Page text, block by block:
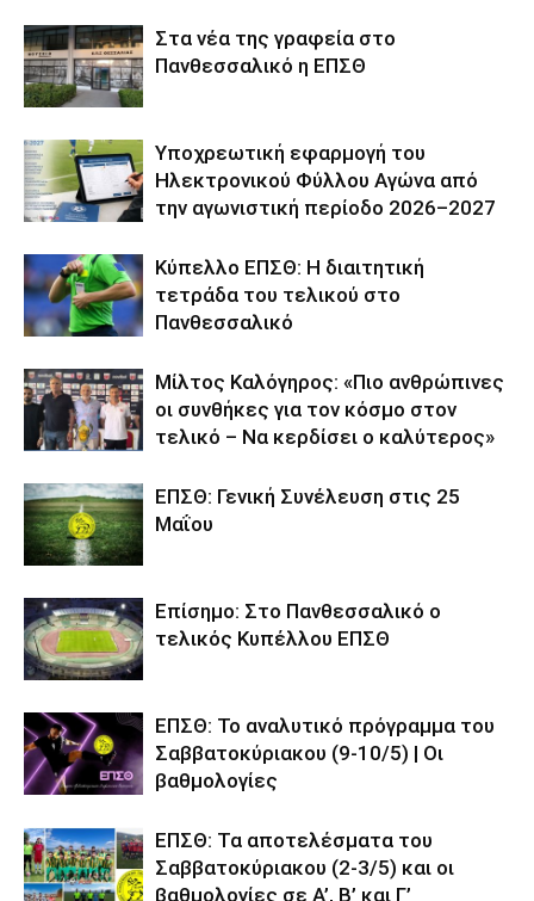
Στα νέα της γραφεία στο
Πανθεσσαλικό η ΕΠΣΘ
Υποχρεωτική εφαρμογή του
Ηλεκτρονικού Φύλλου Αγώνα από
την αγωνιστική περίοδο 2026–2027
Κύπελλο ΕΠΣΘ: Η διαιτητική
τετράδα του τελικού στο
Πανθεσσαλικό
Μίλτος Καλόγηρος: «Πιο ανθρώπινες
οι συνθήκες για τον κόσμο στον
τελικό – Να κερδίσει ο καλύτερος»
ΕΠΣΘ: Γενική Συνέλευση στις 25
Μαΐου
Επίσημο: Στο Πανθεσσαλικό ο
τελικός Κυπέλλου ΕΠΣΘ
ΕΠΣΘ: Το αναλυτικό πρόγραμμα του
Σαββατοκύριακου (9-10/5) | Οι
βαθμολογίες
ΕΠΣΘ: Τα αποτελέσματα του
Σαββατοκύριακου (2-3/5) και οι
βαθμολογίες σε Α’, Β’ και Γ’